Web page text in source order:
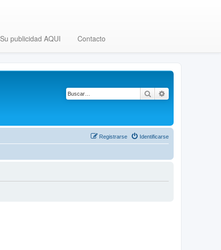
Su publicidad AQUI Contacto
Buscar
Identificarse
Registrarse